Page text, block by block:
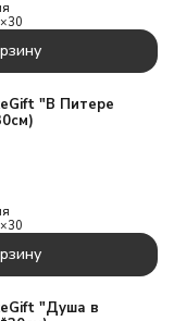
"В Питере
"Душа в